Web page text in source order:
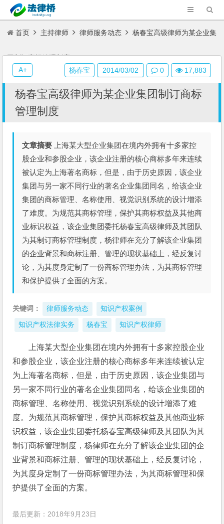
首页 主持律师 律师服务动态 杨春宝高级律师为某企业集
团制订商标管理制度
杨春宝高级律师为某企业集团制订商标
管理制度
文章摘要 上海某大型企业集团在境内外拥有十多家控
股企业和参股企业，该企业注册的核心商标多年来连续
被认定为上海著名商标，但是，由于历史原因，该企业
集团与另一家不同行业的著名企业集团同名，给该企业
集团的商标管理、名称使用、视觉识别系统的设计增添
了难度。为规范其商标管理，保护其商标权益及其他商
业标识权益，该企业集团委托杨春宝高级律师及其团队
为其制订商标管理制度，杨律师在充分了解该企业集团
的企业背景和商标注册、管理的现状基础上，经反复讨
论，为其度身定制了一份商标管理办法，为其商标管理
和保护提供了全面的方案。
关键词： 律师服务动态 知识产权案例
知识产权法律实务 杨春宝 知识产权律师
上海某大型企业集团在境内外拥有十多家控股企业
和参股企业，该企业注册的核心商标多年来连续被认定
为上海著名商标，但是，由于历史原因，该企业集团与
另一家不同行业的著名企业集团同名，给该企业集团的
商标管理、名称使用、视觉识别系统的设计增添了难
度。为规范其商标管理，保护其商标权益及其他商业标
识权益，该企业集团委托杨春宝高级律师及其团队为其
制订商标管理制度，杨律师在充分了解该企业集团的企
业背景和商标注册、管理的现状基础上，经反复讨论，
为其度身定制了一份商标管理办法，为其商标管理和保
护提供了全面的方案。
最后更新：2018年9月23日
杨春宝 2014/03/02 0 17,883
A+